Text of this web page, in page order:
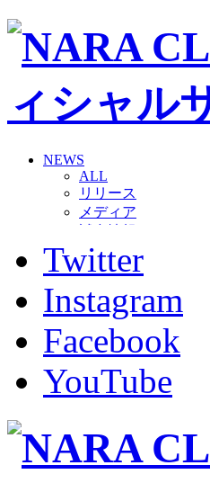
NEWS
ALL
リリース
メディア
グッズ
ファンコミュニティ
ホームタウン
コラム
その他
TEAM
2026/27トップチーム
2026/27トップチー
バモス
チアダンススクール
ボランティアチーム
Twitter
Instagram
Facebook
YouTube